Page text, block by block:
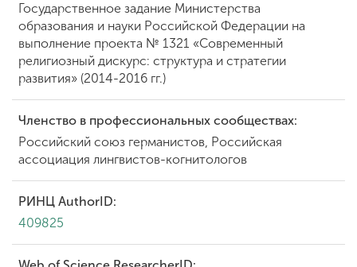
Государственное задание Министерства
образования и науки Российской Федерации на
выполнение проекта № 1321 «Современный
религиозный дискурс: структура и стратегии
развития» (2014-2016 гг.)
Членство в профессиональных сообществах:
Российский союз германистов, Российская
ассоциация лингвистов-когнитологов
РИНЦ AuthorID:
409825